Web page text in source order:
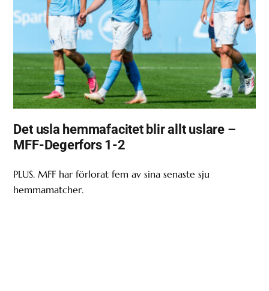
Det usla hemmafacitet blir allt uslare –
MFF-Degerfors 1-2
PLUS. MFF har förlorat fem av sina senaste sju
hemmamatcher.